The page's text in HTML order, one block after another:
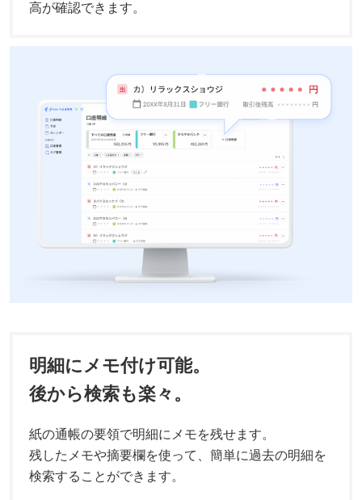
高が確認できます。
明細にメモ付け可能。
後から検索も楽々。
紙の通帳の要領で明細にメモを残せます。
残したメモや摘要欄を使って、簡単に過去の明細を
検索することができます。